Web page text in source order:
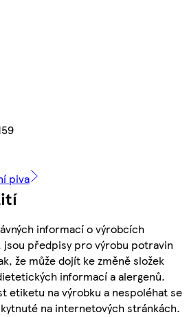
piva
informací o výrobcích
jsou předpisy pro výrobu potravin
že může dojít ke změně složek
informací a alergenů.
etiketu na výrobku a nespoléhat se
na internetových stránkách.